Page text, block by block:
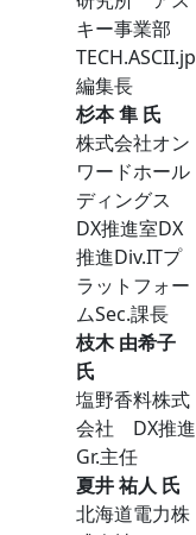
キー事業部
TECH.ASCII.jp
編集長
杉本 隼 氏
株式会社オン
ワードホール
ディングス
DX推進室DX
推進Div.ITプ
ラットフォー
ムSec.課長
枝木 由希子
氏
塩野香料株式
会社 DX推進
Gr.主任
夏井 祐人 氏
北海道電力株